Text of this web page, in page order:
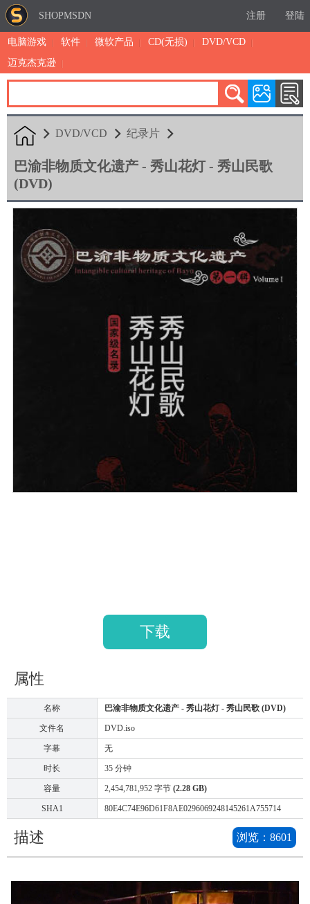
SHOPMSDN 注册 登陆
电脑游戏 软件 微软产品 CD(无损)
DVD/VCD
迈克杰克逊
累计注册：4875
DVD/VCD 纪录片
巴渝非物质文化遗产 - 秀山花灯 - 秀山民歌
(DVD)
下载
属性
名称 巴渝非物质文化遗产 - 秀山花灯 - 秀山民歌 (DVD)
文件名 DVD.iso
字幕 无
时长 35 分钟
容量 2,454,781,952 字节 (2.28 GB)
SHA1 80E4C74E96D61F8AE0296069248145261A755714
描述 浏览： 8601